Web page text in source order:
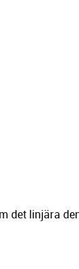
det linjära